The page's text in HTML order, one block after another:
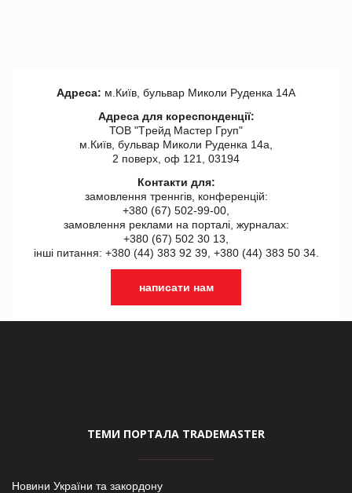
Адреса: м.Київ, бульвар Миколи Руденка 14А
Адреса для кореспонденції:
ТОВ "Tрейд Мастер Груп"
м.Київ, бульвар Миколи Руденка 14а,
2 поверх, оф 121, 03194
Контакти для:
замовлення треннгів, конференцій:
+380 (67) 502-99-00,
замовлення реклами на порталі, журналах:
+380 (67) 502 30 13,
інші питання: +380 (44) 383 92 39, +380 (44) 383 50 34.
написати нам
ТЕМИ ПОРТАЛА TRADEMASTER
Новини України та закордону